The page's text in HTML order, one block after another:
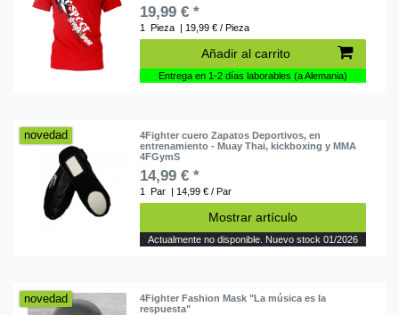
19,99 € *
1 Pieza | 19,99 € / Pieza
Añadir al carrito
Entrega en 1-2 días laborables (a Alemania)
novedad
4Fighter cuero Zapatos Deportivos, en
entrenamiento - Muay Thai, kickboxing y MMA
4FGymS
14,99 € *
1 Par | 14,99 € / Par
Mostrar artículo
Actualmente no disponible. Nuevo stock 01/2026
novedad
4Fighter Fashion Mask "La música es la
respuesta"